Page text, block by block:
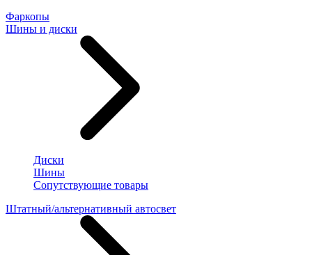
Фаркопы
Шины и диски
Диски
Шины
Сопутствующие товары
Штатный/альтернативный автосвет